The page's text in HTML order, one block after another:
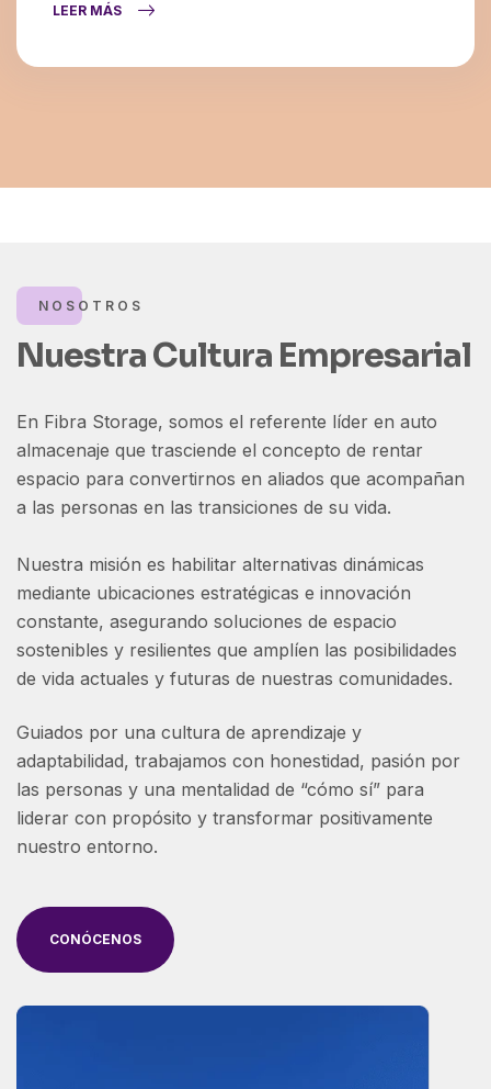
pero lo que más me detenía era la falta de…
LEER MÁS
Nuestra Cultura Empresarial
NOSOTROS
En Fibra Storage, somos el referente líder en auto
almacenaje que trasciende el concepto de rentar
espacio para convertirnos en aliados que acompañan
a las personas en las transiciones de su vida.
Nuestra misión es habilitar alternativas dinámicas
mediante ubicaciones estratégicas e innovación
constante, asegurando soluciones de espacio
sostenibles y resilientes que amplíen las posibilidades
de vida actuales y futuras de nuestras comunidades.
Guiados por una cultura de aprendizaje y
adaptabilidad, trabajamos con honestidad, pasión por
las personas y una mentalidad de “cómo sí” para
liderar con propósito y transformar positivamente
nuestro entorno.
CONÓCENOS